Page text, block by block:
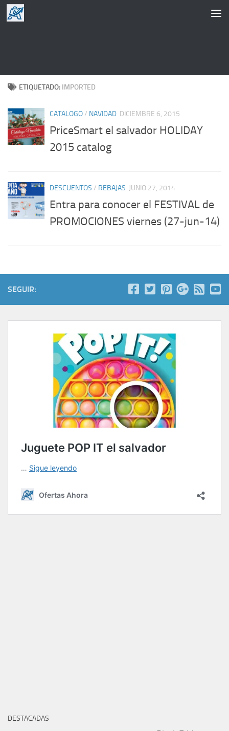
Saltar al contenido
ETIQUETADO: IMPORTED
CATALOGO/ NAVIDAD DICIEMBRE 6, 2015
PriceSmart el salvador HOLIDAY
2015 catalog
DESCUENTOS / REBAJAS JUNIO 27, 2014
Entra para conocer el FESTIVAL de
PROMOCIONES viernes (27-jun-14)
SEGUIR:
DESTACADAS